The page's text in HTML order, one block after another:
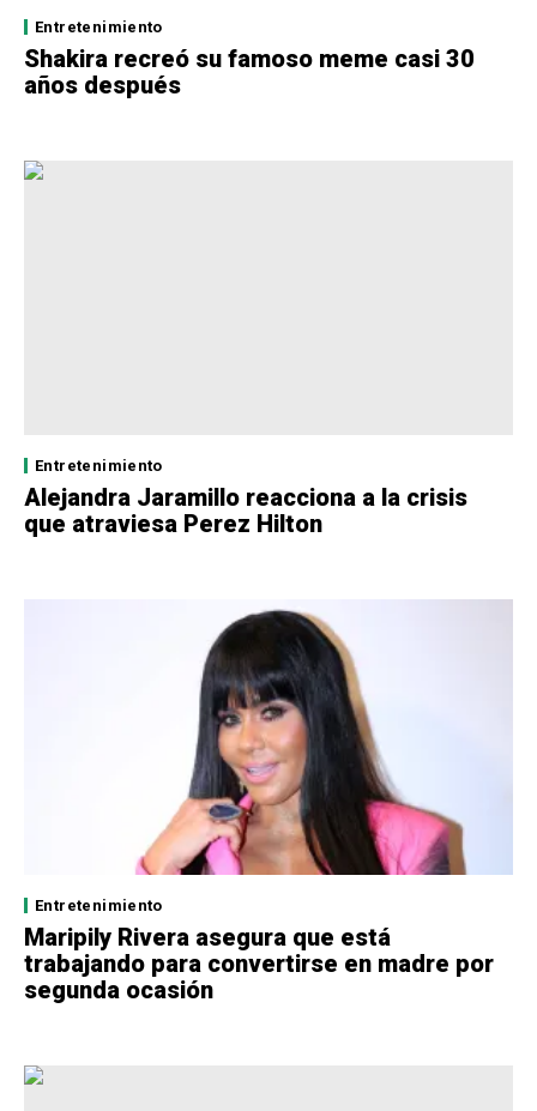
Entretenimiento
Shakira recreó su famoso meme casi 30
años después
Entretenimiento
Alejandra Jaramillo reacciona a la crisis
que atraviesa Perez Hilton
Entretenimiento
Maripily Rivera asegura que está
trabajando para convertirse en madre por
segunda ocasión